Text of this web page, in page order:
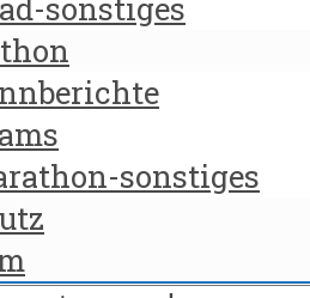
sonstiges